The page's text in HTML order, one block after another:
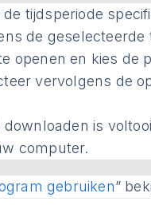
tijdsperiode
de geselecteerde
openen en kies de
vervolgens de
is
computer.
gebruiken”